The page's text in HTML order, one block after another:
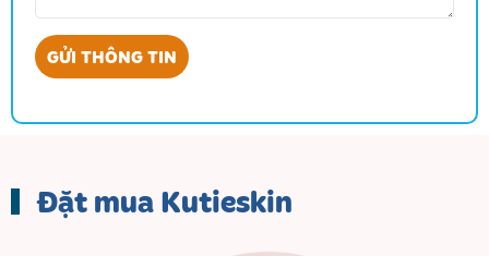
Đặt mua Kutieskin